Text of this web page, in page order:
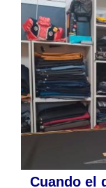
Cuando el